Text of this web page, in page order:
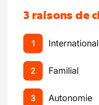
3 raisons de
1 International
2 Familial
3 Autonomie